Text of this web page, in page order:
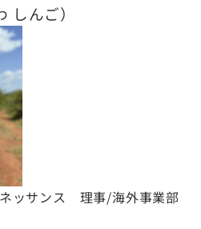
んご）
ッサンス 理事/海外事業部